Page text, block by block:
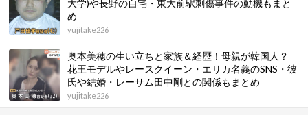
大学)や長野の自宅・東大前駅刺傷事件の動機もまと
め
yujitake226
奥本美穂の生い立ちと家族＆経歴！母親が韓国人？
花王モデルやレースクイーン・エリカ名義のSNS・彼
氏や結婚・レーサム田中剛との関係もまとめ
yujitake226